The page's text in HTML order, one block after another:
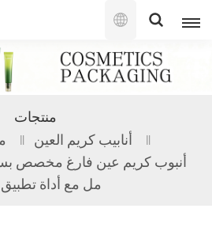
العربية
English
français
русский
منتجات
أنابيب كريم العين
مل مع أداة